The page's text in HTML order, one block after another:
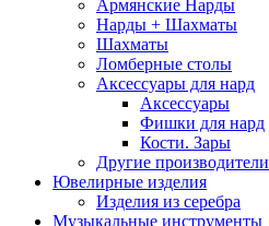
Армянские Нарды
Нарды + Шахматы
Шахматы
Ломберные столы
Аксессуары для нард
Аксессуары
Фишки для нард
Кости. Зары
Другие производители
Ювелирные изделия
Изделия из серебра
Музыкальные инструменты